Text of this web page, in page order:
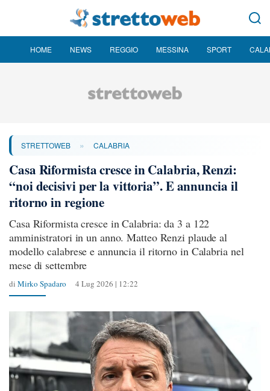
HOME NEWS REGGIO MESSINA SPORT
STRETTOWEB » CALABRIA
Casa Riformista cresce in Calabria, Renzi:
“noi decisivi per la vittoria”. E annuncia il
ritorno in regione
Casa Riformista cresce in Calabria: da 3 a 122
amministratori in un anno. Matteo Renzi plaude al
modello calabrese e annuncia il ritorno in Calabria nel
mese di settembre
di Mirko Spadaro 4 Lug 2026 | 12:22